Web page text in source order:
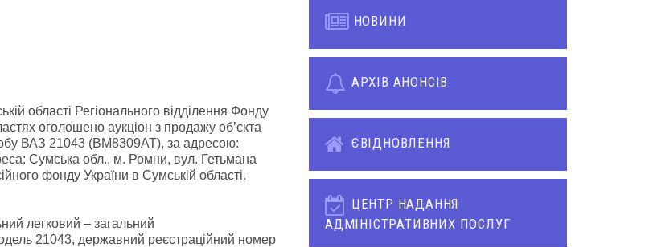
області Регіонального відділення Фонду
оголошено аукціон з продажу об’єкта
ВАЗ 21043 (ВМ8309АТ), за адресою:
Сумська обл., м. Ромни, вул. Гетьмана
фонду України в Сумській області.
легковий – загальний
21043, державний реєстраційний номер
НОВИНИ
АРХІВ АНОНСІВ
ЄВІДНОВЛЕННЯ
ЦЕНТР НАДАННЯ
АДМІНІСТРАТИВНИХ ПОСЛУГ